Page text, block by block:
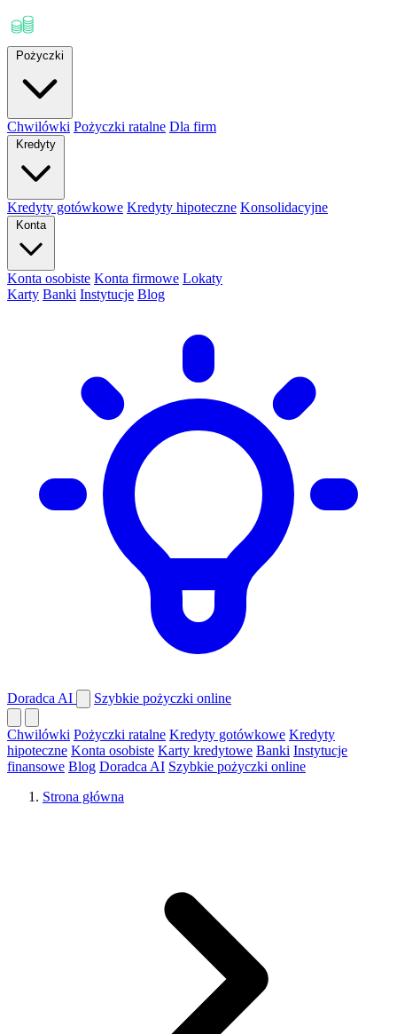
Pożyczki
Chwilówki Pożyczki ratalne Dla firm
Kredyty
Kredyty gotówkowe Kredyty hipoteczne Konsolidacyjne
Konta
Konta osobiste Konta firmowe Lokaty
Karty Banki Instytucje Blog
Doradca AI Szybkie pożyczki online
Chwilówki Pożyczki ratalne Kredyty gotówkowe Kredyty
hipoteczne Konta osobiste Karty kredytowe Banki Instytucje
finansowe Blog Doradca AI Szybkie pożyczki online
Strona główna